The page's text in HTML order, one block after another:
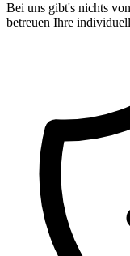
Bei uns gibt's nichts
betreuen Ihre